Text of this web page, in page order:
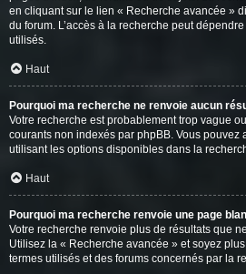
en cliquant sur le lien « Recherche avancée »
du forum. L’accès à la recherche peut
utilisés.
Haut
Pourquoi ma recherche ne renvoie aucun
Votre recherche est probablement trop vague
courants non indexés par phpBB. Vous pouvez
utilisant les options disponibles dans la
Haut
Pourquoi ma recherche renvoie une page
Votre recherche renvoie plus de résultats que
Utilisez la « Recherche avancée » et soyez
termes utilisés et des forums concernés par la